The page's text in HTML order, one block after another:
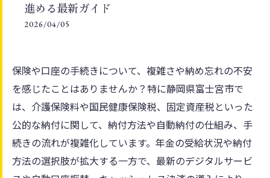
進める最新ガイド
2026/04/05
保険や口座の手続きについて、複雑さや納め忘れの不安
を感じたことはありませんか？特に静岡県富士宮市で
は、介護保険料や国民健康保険税、固定資産税といった
公的な納付に関して、納付方法や自動納付の仕組み、手
続きの流れが複雑化しています。年金の受給状況や納付
方法の選択肢が拡大する一方で、最新のデジタルサービ